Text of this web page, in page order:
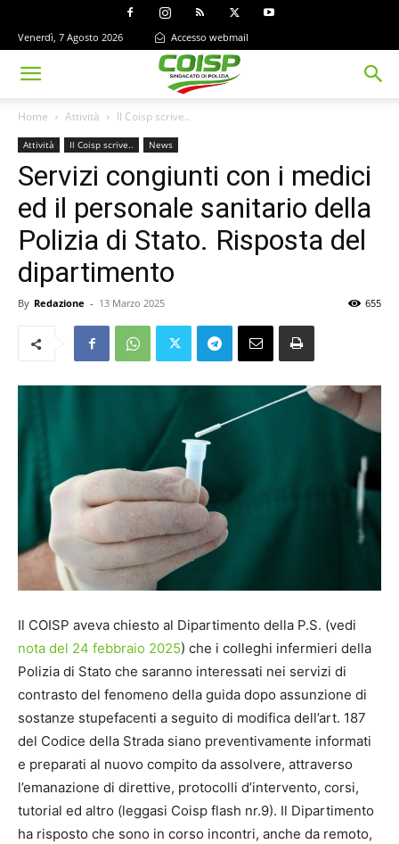
Venerdì, 7 Agosto 2026 Accesso webmail
Home Attività Il Coisp scrive..
Attività Il Coisp scrive.. News
Servizi congiunti con i medici
ed il personale sanitario della
Polizia di Stato. Risposta del
dipartimento
By Redazione - 13 Marzo 2025 655
Il COISP aveva chiesto al Dipartimento della P.S. (vedi
nota del 24 febbraio 2025) che i colleghi infermieri della
Polizia di Stato che saranno interessati nei servizi di
contrasto del fenomeno della guida dopo assunzione di
sostanze stupefacenti a seguito di modifica dell’art. 187
del Codice della Strada siano preventivamente informati
e preparati al nuovo compito da assolvere, attraverso
l’emanazione di direttive, protocolli d’intervento, corsi,
tutorial ed altro (leggasi Coisp flash nr.9). Il Dipartimento
ha risposto che sono in corso incontri, anche da remoto,